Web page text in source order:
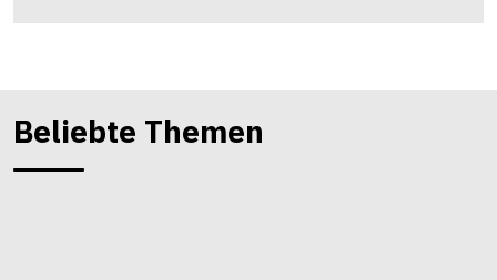
Beliebte Themen